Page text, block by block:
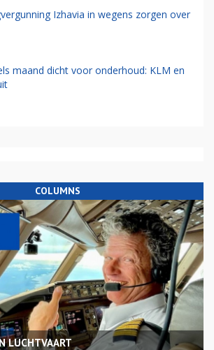
Izhavia in wegens zorgen over
maand dicht voor onderhoud: KLM en
COLUMNS
LUCHTVAART